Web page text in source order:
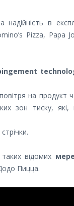
в
Pizza, Papa
на продукт
зон тиску,
відомих
Пицца.